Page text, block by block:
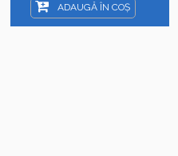
ADAUGĂ ÎN COȘ